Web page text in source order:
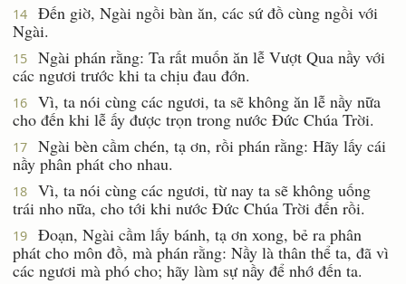
14
Ðến giờ, Ngài ngồi bàn ăn, các sứ đồ cùng ngồi với
Ngài.
15
Ngài phán rằng: Ta rất muốn ăn lễ Vượt Qua nầy với
các ngươi trước khi ta chịu đau đớn.
16
Vì, ta nói cùng các ngươi, ta sẽ không ăn lễ nầy nữa
cho đến khi lễ ấy được trọn trong nước Ðức Chúa Trời.
17
Ngài bèn cầm chén, tạ ơn, rồi phán rằng: Hãy lấy cái
nầy phân phát cho nhau.
18
Vì, ta nói cùng các ngươi, từ nay ta sẽ không uống
trái nho nữa, cho tới khi nước Ðức Chúa Trời đến rồi.
19
Ðoạn, Ngài cầm lấy bánh, tạ ơn xong, bẻ ra phân
phát cho môn đồ, mà phán rằng: Nầy là thân thể ta, đã vì
các ngươi mà phó cho; hãy làm sự nầy để nhớ đến ta.